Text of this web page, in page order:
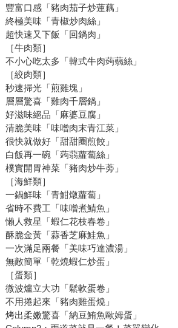
豐富口感「豬肉茄子炒蓮藕」
終極美味「青椒炒肉絲」
超快速又下飯「回鍋肉」
［牛肉類］
不小心吃太多「韓式牛肉蒟蒻絲」
［絞肉類］
秒速掃光「煎雞塊」
層層驚喜「雞肉千層鍋」
好滋味絕品「麻婆豆腐」
清脆美味「味噌肉末青江菜」
很快就做好「甜甜圈煎餃」
白飯再一碗「蒟蒻蘿蔔絲」
樸實開胃神菜「豬肉炒牛蒡」
［海鮮類］
一鍋鮮味「青魽燉蘿蔔」
省時不費工「味噌煮鯖魚」
懶人救星「蝦仁花枝春卷」
酥脆金黃「蒜香芝麻鮭魚」
一次滿足兩餐「美味巧達濃湯」
無敵簡單「乾燒蝦仁炒蛋」
［蛋類］
微波爐立大功「鬆軟蛋卷」
不用捲起來「豬肉雞蛋燒」
烤出柔嫩驚喜「納豆鮪魚歐姆蛋」